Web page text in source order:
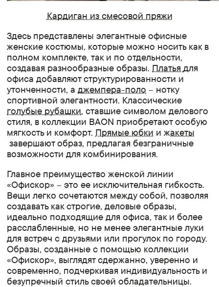
Кардиган из смесовой пряжи
Здесь представлены элегантные офисные
женские костюмы, которые можно носить как в
полном комплекте, так и по отдельности,
создавая разнообразные образы. Платьядля
офиса добавляют структурированности и
утонченности, аджемпера-поло – нотку
спортивной элегантности. Классические
голубые рубашки, ставшие символом делового
стиля, в коллекции BAON приобретают особую
мягкость и комфорт. Прямые юбки и жакеты
завершают образ, предлагая безграничные
возможности для комбинирования.
Главное преимущество женской линии
«Офискор» – это ее исключительная гибкость.
Вещи легко сочетаются между собой, позволяя
создавать как строгие, деловые образы,
идеально подходящие для офиса, так и более
расслабленные, но не менее элегантные луки
для встреч с друзьями или прогулок по городу.
Образы, созданные с помощью коллекции
«Офискор», выглядят сдержанно, уверенно и
современно, подчеркивая индивидуальность и
безупречный стиль своей обладательницы.